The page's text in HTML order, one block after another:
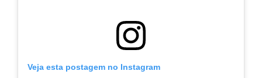
Veja esta postagem no Instagram